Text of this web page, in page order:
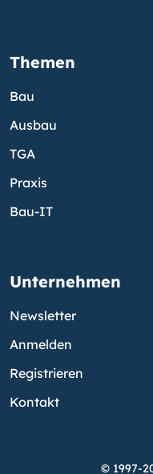
Themen
Bau
Ausbau
TGA
Praxis
Bau-IT
Unternehmen
Newsletter
Anmelden
Registrieren
Kontakt
© 1997-